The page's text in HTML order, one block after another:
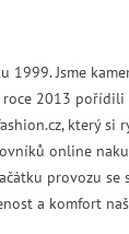
1999. Jsme
roce 2013 pořídili
který si
online
provozu se
a komfort